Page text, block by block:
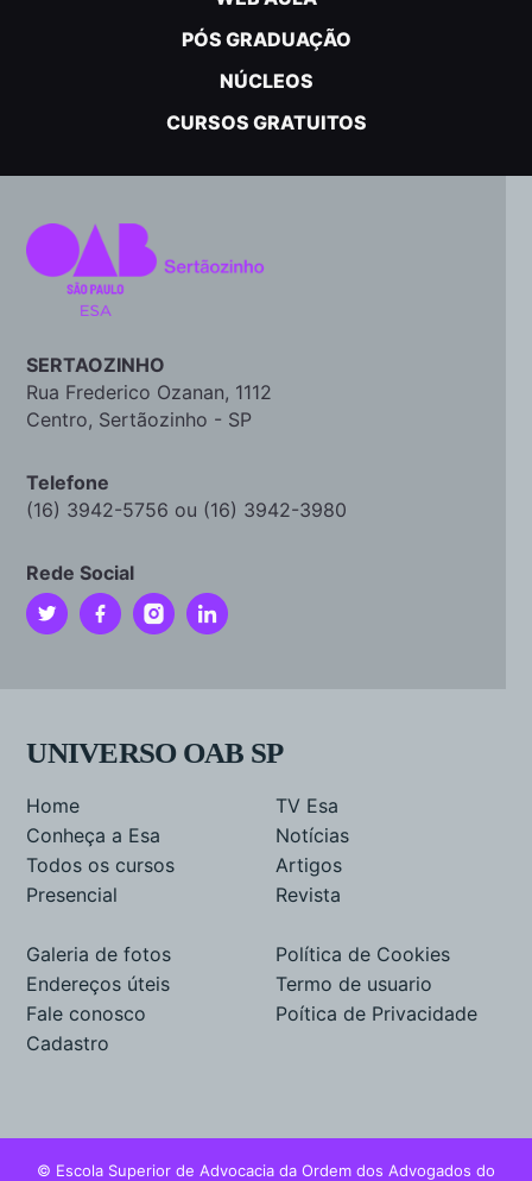
PÓS GRADUAÇÃO
NÚCLEOS
CURSOS GRATUITOS
SERTAOZINHO
Rua Frederico Ozanan, 1112
Centro, Sertãozinho - SP
Telefone
(16) 3942-5756 ou (16) 3942-3980
Rede Social
UNIVERSO OAB SP
Home
Conheça a Esa
Todos os cursos
Presencial
TV Esa
Notícias
Artigos
Revista
Galeria de fotos
Endereços úteis
Fale conosco
Cadastro
Política de Cookies
Termo de usuario
Poítica de Privacidade
© Escola Superior de Advocacia da Ordem dos Advogados do